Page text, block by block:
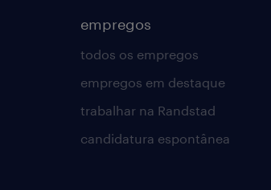
empregos
todos os empregos
empregos em destaque
trabalhar na Randstad
candidatura espontânea